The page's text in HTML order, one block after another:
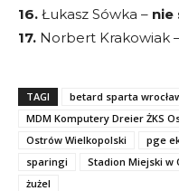
16. Łukasz Sówka – nie
17. Norbert Krakowiak
TAGI
betard sparta
MDM Komputery Dreier ŻKS
Ostrów Wielkopolski
pge
sparingi
Stadion Miejski w
żużel